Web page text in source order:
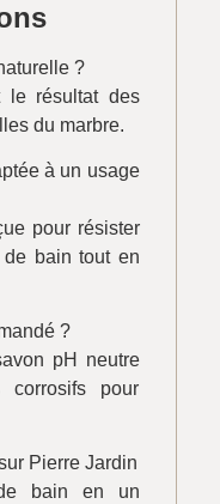
?
le résultat des
du marbre.
à un usage
pour résister
bain tout en
?
pH neutre
corrosifs pour
Pierre Jardin
bain en un